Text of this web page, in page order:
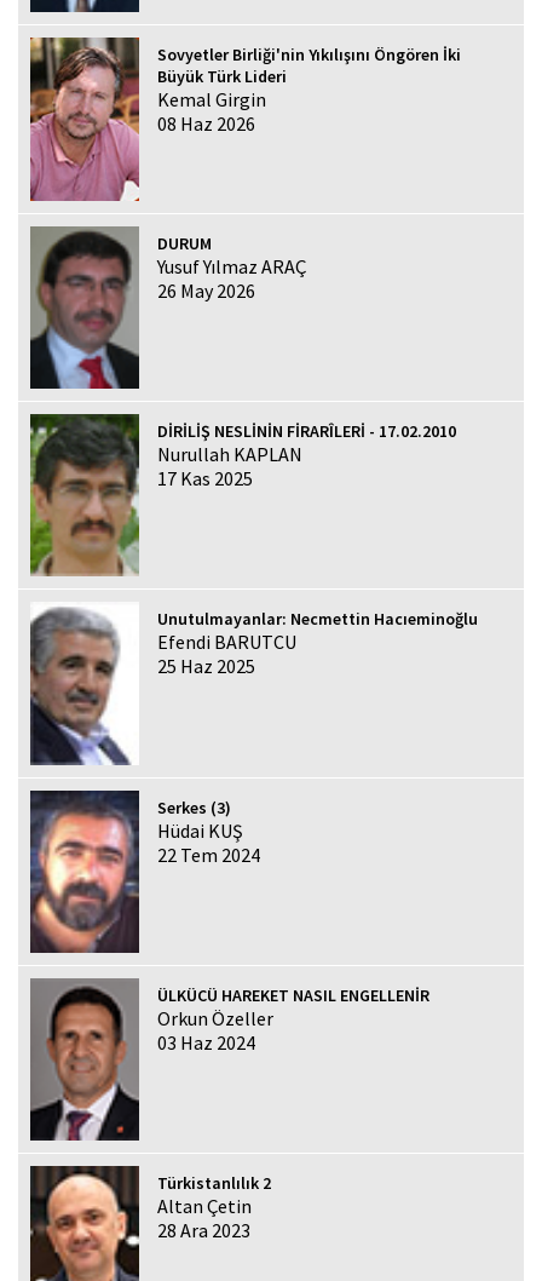
Sovyetler Birliği'nin Yıkılışını Öngören İki
Büyük Türk Lideri
Kemal Girgin
08 Haz 2026
DURUM
Yusuf Yılmaz ARAÇ
26 May 2026
DİRİLİŞ NESLİNİN FİRARÎLERİ - 17.02.2010
Nurullah KAPLAN
17 Kas 2025
Unutulmayanlar: Necmettin Hacıeminoğlu
Efendi BARUTCU
25 Haz 2025
Serkes (3)
Hüdai KUŞ
22 Tem 2024
ÜLKÜCÜ HAREKET NASIL ENGELLENİR
Orkun Özeller
03 Haz 2024
Türkistanlılık 2
Altan Çetin
28 Ara 2023